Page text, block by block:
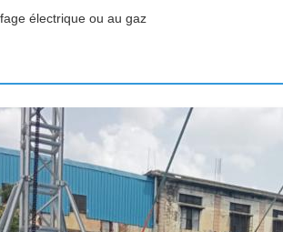
électrique ou au gaz